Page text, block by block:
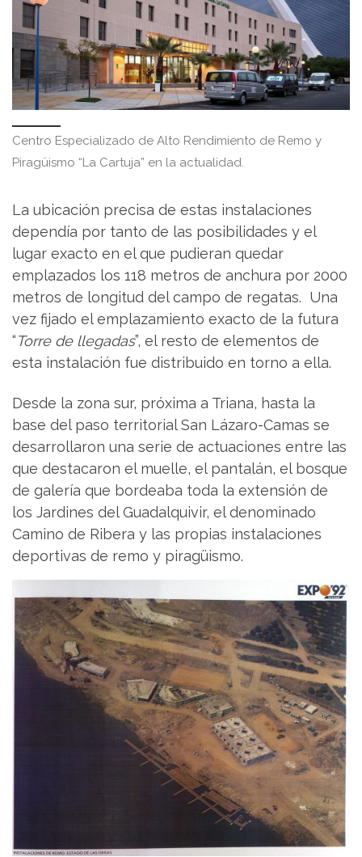
Centro Especializado de Alto Rendimiento de Remo y
Piragüismo “La Cartuja” en la actualidad.
La ubicación precisa de estas instalaciones
dependía por tanto de las posibilidades y el
lugar exacto en el que pudieran quedar
emplazados los 118 metros de anchura por 2000
metros de longitud del campo de regatas. Una
vez fijado el emplazamiento exacto de la futura
“Torre de llegadas”, el resto de elementos de
esta instalación fue distribuido en torno a ella.
Desde la zona sur, próxima a Triana, hasta la
base del paso territorial San Lázaro-Camas se
desarrollaron una serie de actuaciones entre las
que destacaron el muelle, el pantalán, el bosque
de galería que bordeaba toda la extensión de
los Jardines del Guadalquivir, el denominado
Camino de Ribera y las propias instalaciones
deportivas de remo y piragüismo.